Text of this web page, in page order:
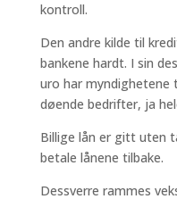
kontroll.
Den andre kilde til
bankene hardt. I sin
uro har myndighetene
døende bedrifter, ja
Billige lån er gitt uten
betale lånene tilbake.
Dessverre rammes